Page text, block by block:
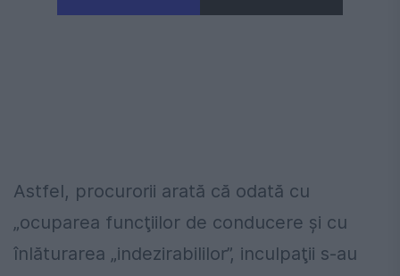
Astfel, procurorii arată că odată cu
„ocuparea funcţiilor de conducere şi cu
înlăturarea „indezirabililor”, inculpaţii s-au